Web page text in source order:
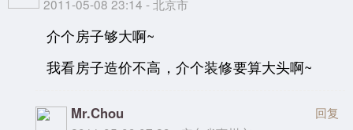
2011-05-08 23:14 - 北京市
介个房子够大啊~
我看房子造价不高，介个装修要算大头啊~
Mr.Chou 回复